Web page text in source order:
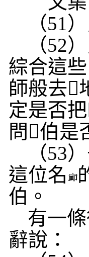
（51
（52
綜合這
師般去𡵂
定是否把
問 𡵂伯是
（53
這位名
伯。
有一
辭說：